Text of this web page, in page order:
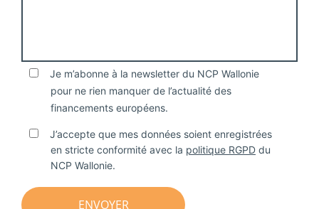
Je m’abonne à la newsletter du NCP Wallonie
pour ne rien manquer de l’actualité des
financements européens.
J’accepte que mes données soient enregistrées
en stricte conformité avec la politique RGPD du
NCP Wallonie.